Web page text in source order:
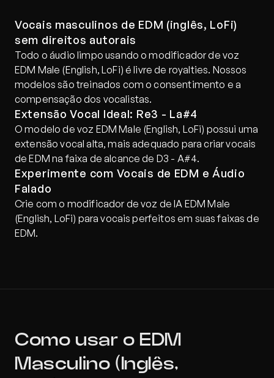
Vocais masculinos de EDM (inglês, LoFi)
sem direitos autorais
Todo o áudio limpo usando o modificador de voz
EDM Male (English, LoFi) é livre de royalties. Nossos
modelos são treinados com o consentimento e a
compensação dos vocalistas.
Extensão Vocal Ideal: Re3 - La#4
O modelo de voz EDM Male (English, LoFi) possui uma
extensão vocal alta, mais adequado para criar vocais
de EDM na faixa de alcance de D3 - A#4.
Experimente com Vocais de EDM e Áudio
Falado
Crie com o modificador de voz de IA EDM Male
(English, LoFi) para vocais perfeitos em suas faixas de
EDM.
Como usar o EDM
Masculino (Inglês,